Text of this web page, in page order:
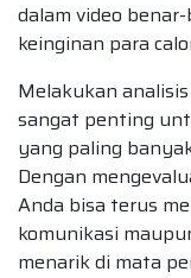
dalam video
keinginan para
Melakukan
sangat penting
yang paling
Dengan
Anda bisa terus
komunikasi
menarik di mata